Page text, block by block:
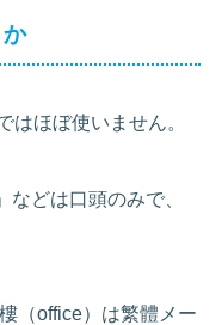
はほぼ使いません。
などは口頭のみで、
（office）は繁體メー